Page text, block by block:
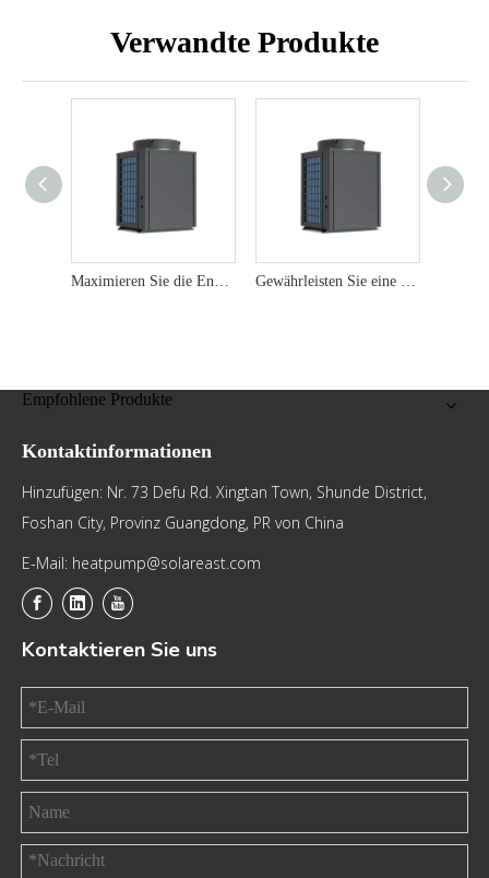
Verwandte Produkte
Maximieren Sie die Energieeffizienz mit 22 kW kommerziellen Luftquelle Wärmepumpen Gewährleisten Sie eine zuverlässige Warmwasserversorgung mit 19 kW gewerblichen Luftquelle Wärmepumpen
Empfohlene Produkte
Kontaktinformationen
Hinzufügen: Nr. 73 Defu Rd. Xingtan Town, Shunde District,
Foshan City, Provinz Guangdong, PR von China
E-Mail: heatpump@solareast.com
Kontaktieren Sie uns